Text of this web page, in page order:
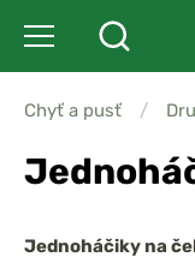
Chyť a pusť /
Jednoháčiky na